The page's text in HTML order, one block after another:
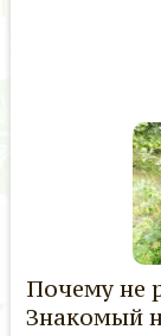
Почему не
Знакомый